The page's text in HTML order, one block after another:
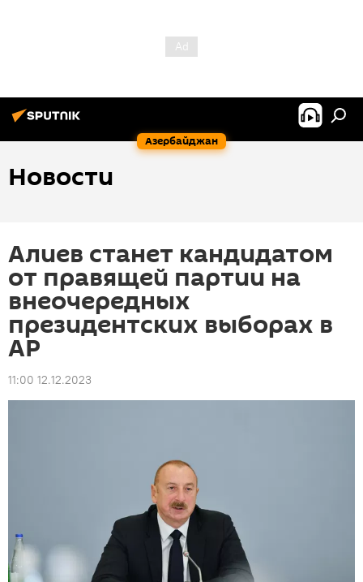
Азербайджан
Новости
Алиев станет кандидатом
от правящей партии на
внеочередных
президентских выборах в
АР
11:00 12.12.2023